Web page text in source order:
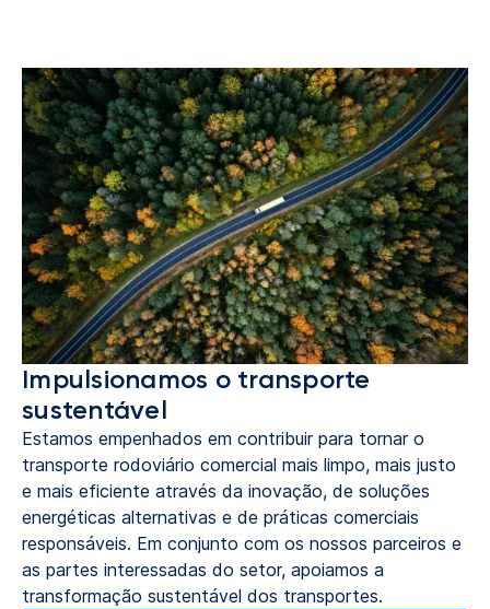
Impulsionamos o transporte
sustentável
Estamos empenhados em contribuir para tornar o
transporte rodoviário comercial mais limpo, mais justo
e mais eficiente através da inovação, de soluções
energéticas alternativas e de práticas comerciais
responsáveis. Em conjunto com os nossos parceiros e
as partes interessadas do setor, apoiamos a
transformação sustentável dos transportes.